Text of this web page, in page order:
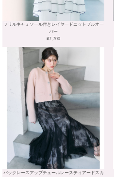
フリルキャミソール付きレイヤードニットプルオー
バー
¥7,700
バックレースアップチュールレースティアードスカ